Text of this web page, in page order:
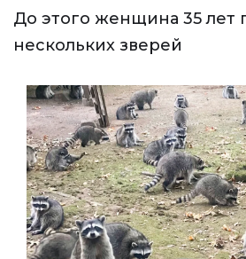
До этого женщина 35 лет
нескольких зверей